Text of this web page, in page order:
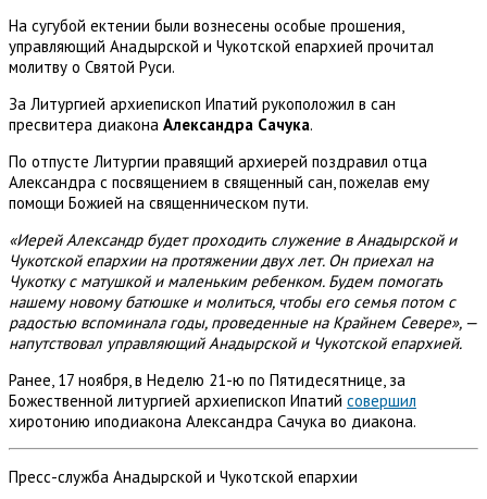
На сугубой ектении были вознесены особые прошения,
управляющий Анадырской и Чукотской епархией прочитал
молитву о Святой Руси.
За Литургией архиепископ Ипатий рукоположил в сан
пресвитера диакона Александра Сачука.
По отпусте Литургии правящий архиерей поздравил отца
Александра с посвящением в священный сан, пожелав ему
помощи Божией на священническом пути.
«Иерей Александр будет проходить служение в Анадырской и
Чукотской епархии на протяжении двух лет. Он приехал на
Чукотку с матушкой и маленьким ребенком. Будем помогать
нашему новому батюшке и молиться, чтобы его семья потом с
радостью вспоминала годы, проведенные на Крайнем Севере», —
напутствовал управляющий Анадырской и Чукотской епархией.
Ранее, 17 ноября, в Неделю 21-ю по Пятидесятнице, за
Божественной литургией архиепископ Ипатий совершил
хиротонию иподиакона Александра Сачука во диакона.
Пресс-служба Анадырской и Чукотской епархии